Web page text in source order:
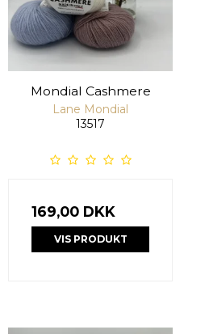
Mondial Cashmere
Lane Mondial
13517
169,00 DKK
VIS PRODUKT